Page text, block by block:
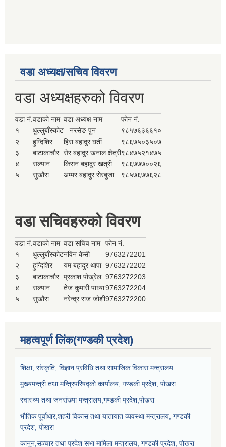
वडा अध्यक्ष/सचिव विवरण
वडा अध्यक्षहरुको विवरण
वडा नं.वडाको नाम वडा अध्यक्ष नाम
फोन नं.
१
धुल्लुबाँस्कोट नरसेङ पुन
९८५७६३६६१०
२
हुग्दिशिर हिरा बहादुर घर्ती
९८६७५०३५०७
३
बाटाकाचौर सेर बहादुर खनाल क्षेत्री९८४७५२१४७५
४
सल्यान किसन बहादुर खत्री
९८६७७७००२६
५
सुखौरा अम्मर बहादुर सेरबुजा ९८५७६७७६२८
वडा सचिवहरुको विवरण
वडा नं.वडाको नाम वडा सचिव नाम
फोन नं.
१
धुल्लुबाँस्कोटनविन केसी
9763272201
२
हुग्दिशिर यम बहादुर थापा 9763272202
३
बाटाकाचौर प्रकाश पोख्रेल 9763272203
४
सल्यान तेज कुमारी पाध्या9763272204
५
सुखौरा नरेन्द्र राज जोशी9763272200
महत्वपूर्ण लिंक(गण्डकी प्रदेश)
शिक्षा, संस्कृति, विज्ञान प्रविधि तथा सामाजिक विकास मन्त्रालय
मुख्यमन्त्री तथा मन्त्रिपरिषद्को कार्यालय, गण्डकी प्रदेश, पोखरा
स्वास्थ्य तथा जनसंख्या मन्त्रालय,गण्डकी प्रदेश,पोखरा
भौतिक पूर्वाधार,शहरी विकास तथा यातायात व्यवस्था मन्त्रालय, गण्डकी
प्रदेश, पोखरा
कानून,सञ्चार तथा प्रदेश सभा मामिला मन्त्रालय, गण्डकी प्रदेश, पोखरा